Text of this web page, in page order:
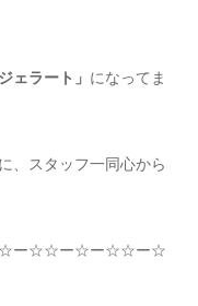
ェラート」 になってま
、スタッフ一同心から
☆ー☆☆ー☆ー☆☆ー☆